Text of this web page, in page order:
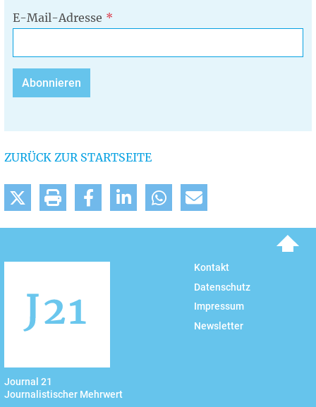
E-Mail-Adresse
ZURÜCK ZUR STARTSEITE
Journal 21
Journalistischer Mehrwert
Kontakt
Datenschutz
Impressum
Newsletter